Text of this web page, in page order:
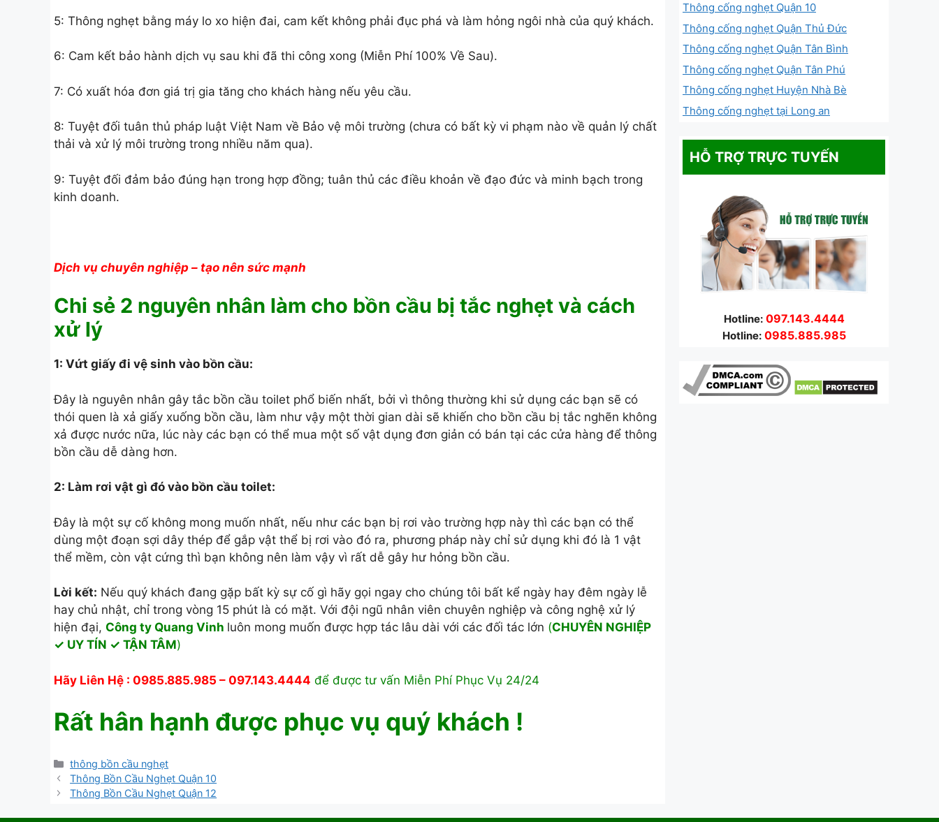
5: Thông nghẹt bằng máy lo xo hiện đai, cam kết không phải đục phá và làm hỏng ngôi nhà của quý khách.
6: Cam kết bảo hành dịch vụ sau khi đã thi công xong (Miễn Phí 100% Về Sau).
7: Có xuất hóa đơn giá trị gia tăng cho khách hàng nếu yêu cầu.
8: Tuyệt đối tuân thủ pháp luật Việt Nam về Bảo vệ môi trường (chưa có bất kỳ vi phạm nào về quản lý chất
thải và xử lý môi trường trong nhiều năm qua).
9: Tuyệt đối đảm bảo đúng hạn trong hợp đồng; tuân thủ các điều khoản về đạo đức và minh bạch trong
kinh doanh.
Dịch vụ chuyên nghiệp – tạo nên sức mạnh
Chi sẻ 2 nguyên nhân làm cho bồn cầu bị tắc nghẹt và cách
xử lý
1: Vứt giấy đi vệ sinh vào bồn cầu:
Đây là nguyên nhân gây tắc bồn cầu toilet phổ biến nhất, bởi vì thông thường khi sử dụng các bạn sẽ có
thói quen là xả giấy xuống bồn cầu, làm như vậy một thời gian dài sẽ khiến cho bồn cầu bị tắc nghẽn không
xả được nước nữa, lúc này các bạn có thể mua một số vật dụng đơn giản có bán tại các cửa hàng để thông
bồn cầu dễ dàng hơn.
2: Làm rơi vật gì đó vào bồn cầu toilet:
Đây là một sự cố không mong muốn nhất, nếu như các bạn bị rơi vào trường hợp này thì các bạn có thể
dùng một đoạn sợi dây thép để gắp vật thể bị rơi vào đó ra, phương pháp này chỉ sử dụng khi đó là 1 vật
thể mềm, còn vật cứng thì bạn không nên làm vậy vì rất dễ gây hư hỏng bồn cầu.
Lời kết: Nếu quý khách đang gặp bất kỳ sự cố gì hãy gọi ngay cho chúng tôi bất kể ngày hay đêm ngày lễ
hay chủ nhật, chỉ trong vòng 15 phút là có mặt. Với đội ngũ nhân viên chuyên nghiệp và công nghệ xử lý
hiện đại, Công ty Quang Vinh luôn mong muốn được hợp tác lâu dài với các đối tác lớn (CHUYÊN NGHIỆP
✓ UY TÍN ✓ TẬN TÂM)
Hãy Liên Hệ : 0985.885.985 – 097.143.4444 để được tư vấn Miễn Phí Phục Vụ 24/24
Rất hân hạnh được phục vụ quý khách !
Danh
mục
thông bồn cầu nghẹt
Thông Bồn Cầu Nghẹt Quận 10
Thông Bồn Cầu Nghẹt Quận 12
Thông cống nghẹt Quận 10
Thông cống nghẹt Quận Thủ Đức
Thông cống nghẹt Quận Tân Bình
Thông cống nghẹt Quận Tân Phú
Thông cống nghẹt Huyện Nhà Bè
Thông cống nghẹt tại Long an
HỖ TRỢ TRỰC TUYẾN
Hotline: 097.143.4444
Hotline: 0985.885.985